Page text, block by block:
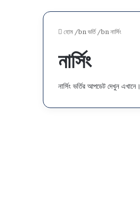
হোম /bnভর্তি /bnনার্সিং
নার্সিং
নার্সিং ভর্তির আপডেট দেখুন এখানে।